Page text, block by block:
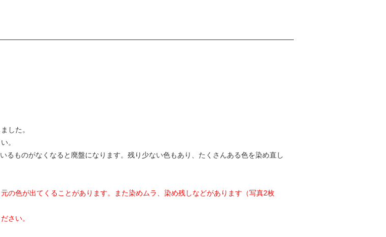
した。
。
るものがなくなると廃盤になります。残り少ない色もあり、たくさんある色を染め直し
の色が出てくることがあります。また染めムラ、染め残しなどがあります（写真2枚
さい。